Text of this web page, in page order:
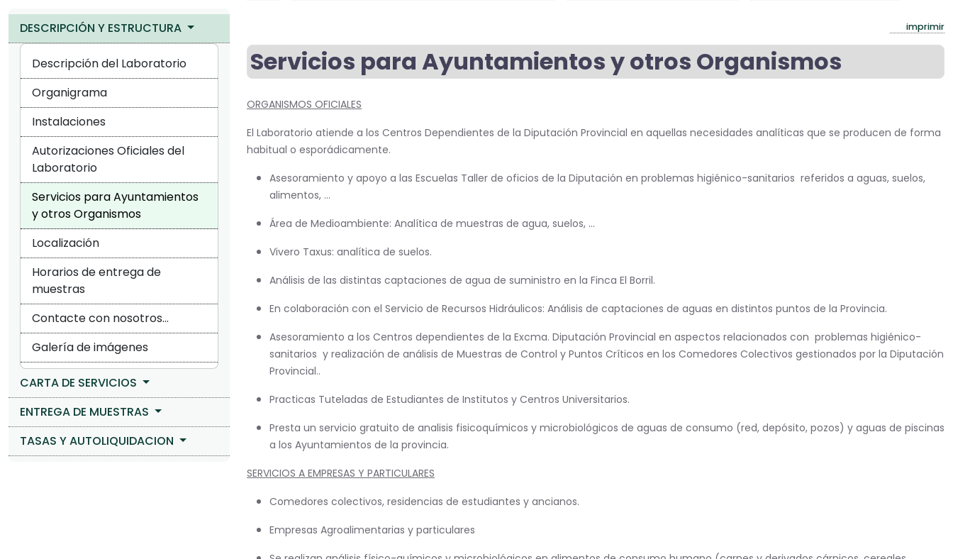
DESCRIPCIÓN Y ESTRUCTURA
Descripción del Laboratorio
Organigrama
Instalaciones
Autorizaciones Oficiales del
Laboratorio
Servicios para Ayuntamientos
y otros Organismos
Localización
Horarios de entrega de
muestras
Contacte con nosotros...
Galería de imágenes
CARTA DE SERVICIOS
ENTREGA DE MUESTRAS
TASAS Y AUTOLIQUIDACION
imprimir
Servicios para Ayuntamientos y otros Organismos
ORGANISMOS OFICIALES
El Laboratorio atiende a los Centros Dependientes de la Diputación Provincial en aquellas necesidades analíticas que se producen de forma
habitual o esporádicamente.
Asesoramiento y apoyo a las Escuelas Taller de oficios de la Diputación en problemas higiénico-sanitarios referidos a aguas, suelos,
alimentos, ...
Área de Medioambiente: Analítica de muestras de agua, suelos, ...
Vivero Taxus: analítica de suelos.
Análisis de las distintas captaciones de agua de suministro en la Finca El Borril.
En colaboración con el Servicio de Recursos Hidráulicos: Análisis de captaciones de aguas en distintos puntos de la Provincia.
Asesoramiento a los Centros dependientes de la Excma. Diputación Provincial en aspectos relacionados con problemas higiénico-
sanitarios y realización de análisis de Muestras de Control y Puntos Críticos en los Comedores Colectivos gestionados por la Diputación
Provincial..
Practicas Tuteladas de Estudiantes de Institutos y Centros Universitarios.
Presta un servicio gratuito de analisis fisicoquímicos y microbiológicos de aguas de consumo (red, depósito, pozos) y aguas de piscinas
a los Ayuntamientos de la provincia.
SERVICIOS A EMPRESAS Y PARTICULARES
Comedores colectivos, residencias de estudiantes y ancianos.
Empresas Agroalimentarias y particulares